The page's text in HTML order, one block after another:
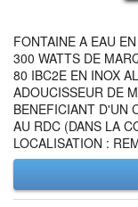
FONTAINE A EAU
300 WATTS DE
80 IBC2E EN INOX
ADOUCISSEUR DE
BENEFICIANT D'UN
AU RDC (DANS LA
LOCALISATION :